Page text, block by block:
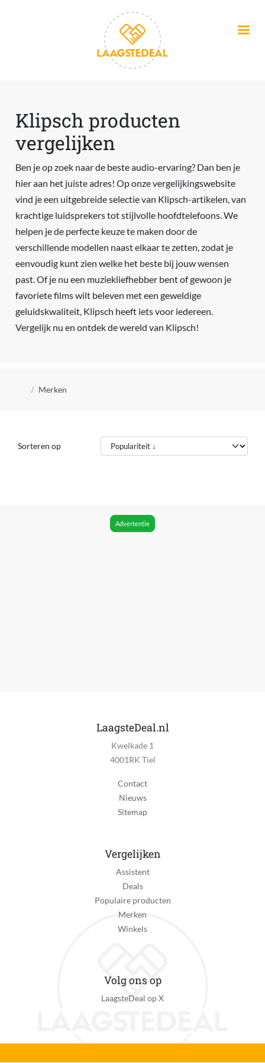
Klipsch producten
vergelijken
Ben je op zoek naar de beste audio-ervaring? Dan ben je
hier aan het juiste adres! Op onze vergelijkingswebsite
vind je een uitgebreide selectie van Klipsch-artikelen, van
krachtige luidsprekers tot stijlvolle hoofdtelefoons. We
helpen je de perfecte keuze te maken door de
verschillende modellen naast elkaar te zetten, zodat je
eenvoudig kunt zien welke het beste bij jouw wensen
past. Of je nu een muziekliefhebber bent of gewoon je
favoriete films wilt beleven met een geweldige
geluidskwaliteit, Klipsch heeft iets voor iedereen.
Vergelijk nu en ontdek de wereld van Klipsch!
Kruimelpad
Merken
Sorteren op
Advertentie
LaagsteDeal.nl
Kwelkade 1
4001RK Tiel
Contact
Nieuws
Sitemap
Vergelijken
Assistent
Deals
Populaire producten
Merken
Winkels
Volg ons op
LaagsteDeal op X